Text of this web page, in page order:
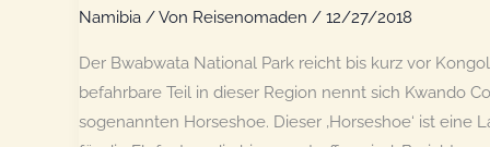
Namibia / Von Reisenomaden / 12/27/2018
Der Bwabwata National Park reicht bis kurz vor
befahrbare Teil in dieser Region nennt sich Kwando
sogenannten Horseshoe. Dieser ‚Horseshoe‘ ist